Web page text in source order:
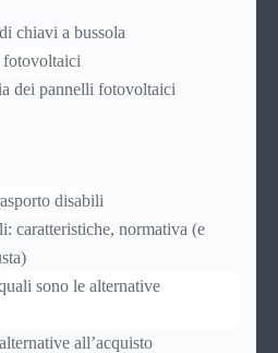
chiavi a bussola
dei pannelli fotovoltaici
caratteristiche, normativa (e
all’acquisto